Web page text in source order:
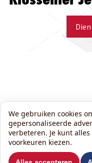
Wil je ons
We gebruiken cookies
gepersonaliseerde
verbeteren. Je kunt
voorkeuren kiezen.